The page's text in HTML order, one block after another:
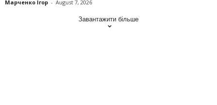
Марченко Ігор - August 7, 2026
Завантажити більше